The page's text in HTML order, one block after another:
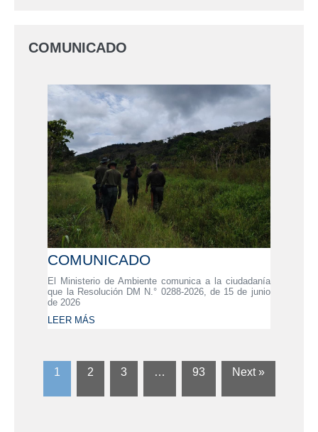
COMUNICADO
COMUNICADO
El Ministerio de Ambiente comunica a la ciudadanía
que la Resolución DM N.° 0288-2026, de 15 de junio
de 2026
LEER MÁS
1 2 3 … 93 Next »